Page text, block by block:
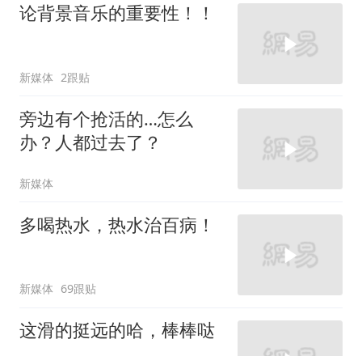
论背景音乐的重要性！！
新媒体 2跟贴
旁边有个抢活的…怎么
办？人都过去了？
新媒体
多喝热水，热水治百病！
新媒体 69跟贴
这滑的挺远的哈，棒棒哒